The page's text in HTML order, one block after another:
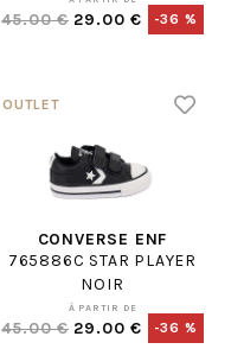
45.00 € 29.00 € -36 %
CONVERSE ENF
765886C STAR PLAYER
NOIR
À PARTIR DE
45.00 € 29.00 € -36 %